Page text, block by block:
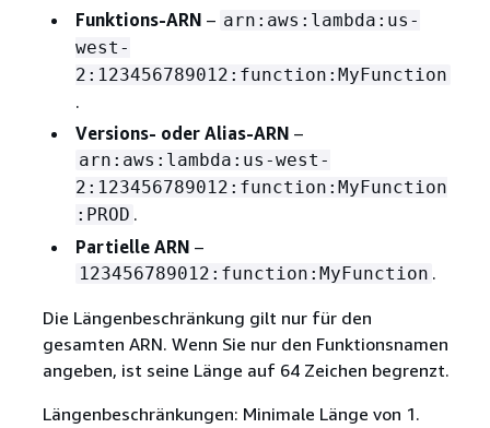
Funktions-ARN – arn:aws:lambda:us-
west-
2:123456789012:function:MyFunction
.
Versions- oder Alias-ARN –
arn:aws:lambda:us-west-
2:123456789012:function:MyFunction
:PROD .
Partielle ARN –
123456789012:function:MyFunction .
Die Längenbeschränkung gilt nur für den
gesamten ARN. Wenn Sie nur den Funktionsnamen
angeben, ist seine Länge auf 64 Zeichen begrenzt.
Längenbeschränkungen: Minimale Länge von 1.